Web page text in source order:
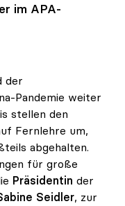
im APA-
der
Pandemie weiter
stellen den
Fernlehre um,
abgehalten.
für große
Präsidentin der
Seidler, zur